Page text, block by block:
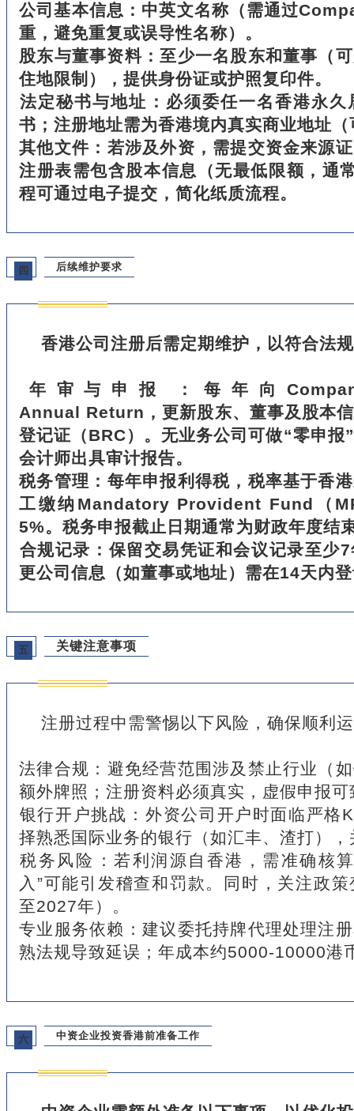
公司基本信息‌：中英文名称（需通过
重，避免重复或误导性名称）。
股东与董事资料‌：至少一名股东和董事（
住地限制），提供身份证或护照复印件。
法定秘书与地址‌：必须委任一名香港永
书；注册地址需为香港境内真实商业地址
其他文件‌：若涉及外资，需提交资金来源
注册表需包含股本信息（无最低限额，通
程可通过电子提交，简化纸质流程。
四 后续维护要求
香港公司注册后需定期维护，以符合法
年审与申报‌：每年向
Annual Return，更新股东、董事及股本
登记证（BRC）。无业务公司可做“零申报
会计师出具审计报告。
税务管理‌：每年申报利得税，税率基于香
工缴纳Mandatory Provident Fund（
5%。税务申报截止日期通常为财政年度结
合规记录‌：保留交易凭证和会议记录至少
更公司信息（如董事或地址）需在14天内
五 关键注意事项
注册过程中需警惕以下风险，确保顺利
法律合规‌：避免经营范围涉及禁止行业（
额外牌照；注册资料必须真实，虚假申报
银行开户挑战‌：外资公司开户时面临严格
择熟悉国际业务的银行（如汇丰、渣打）
税务风险‌：若利润源自香港，需准确核
入”可能引发稽查和罚款。同时，关注政
至2027年）。
专业服务依赖‌：建议委托持牌代理处理注
熟法规导致延误；年成本约5000-10000港
六 中资企业投资香港前准备工作